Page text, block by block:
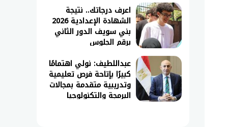
اعرف درجاتك.. نتيجة
الشهادة الإعدادية 2026
بني سويف الدور الثاني
برقم الجلوس
عبداللطيف: نولي اهتمامًا
كبيرًا بإتاحة فرص تعليمية
وتدريبية متقدمة بمجالات
البرمجة والتكنولوجيا